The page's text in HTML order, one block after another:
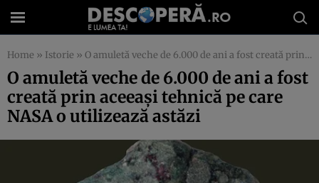
Home » Istorie » O amuletă veche de 6.000 de ani a fost creată prin aceeaşi tehnică pe care NASA o utilizează astăzi
O amuletă veche de 6.000 de ani a fost
creată prin aceeaşi tehnică pe care
NASA o utilizează astăzi